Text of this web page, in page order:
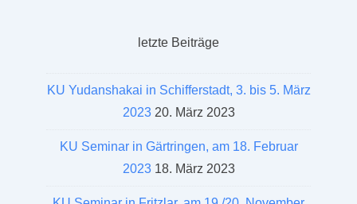
letzte Beiträge
KU Yudanshakai in Schifferstadt, 3. bis 5. März
2023 20. März 2023
KU Seminar in Gärtringen, am 18. Februar
2023 18. März 2023